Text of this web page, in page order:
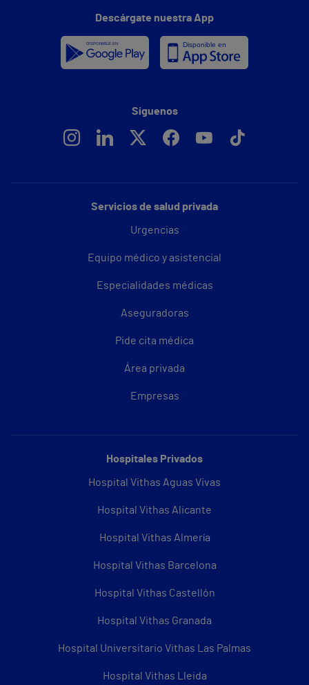
Servicios de salud privada
Urgencias
Equipo médico y asistencial
Especialidades médicas
Aseguradoras
Pide cita médica
Área privada
Empresas
Hospitales Privados
Hospital Vithas Aguas Vivas
Hospital Vithas Alicante
Hospital Vithas Almería
Hospital Vithas Barcelona
Hospital Vithas Castellón
Hospital Vithas Granada
Hospital Universitario Vithas Las Palmas
Hospital Vithas Lleida
Descárgate nuestra App
Síguenos